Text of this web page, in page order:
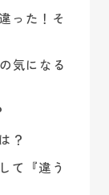
った！そ
気になる
？
て『違う